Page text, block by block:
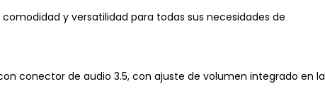
comodidad y versatilidad para todas sus necesidades de
conector de audio 3.5, con ajuste de volumen integrado en la